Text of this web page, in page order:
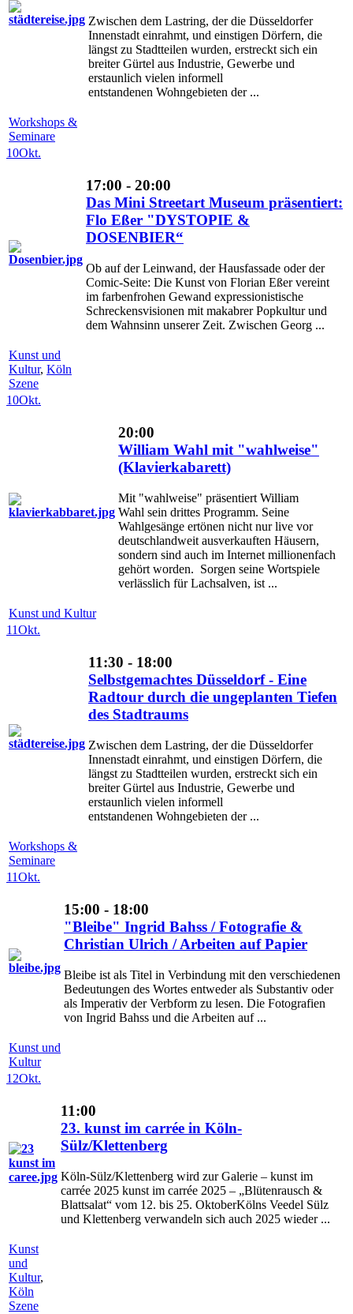
Zwischen dem Lastring, der die Düsseldorfer
Innenstadt einrahmt, und einstigen Dörfern, die
längst zu Stadtteilen wurden, erstreckt sich ein
breiter Gürtel aus Industrie, Gewerbe und
erstaunlich vielen informell
entstandenen Wohngebieten der ...
Workshops &
Seminare
10Okt.
17:00 - 20:00
Das Mini Streetart Museum präsentiert:
Flo Eßer "DYSTOPIE &
DOSENBIER“
Ob auf der Leinwand, der Hausfassade oder der
Comic-Seite: Die Kunst von Florian Eßer vereint
im farbenfrohen Gewand expressionistische
Schreckensvisionen mit makabrer Popkultur und
dem Wahnsinn unserer Zeit. Zwischen Georg ...
Kunst und
Kultur, Köln
Szene
10Okt.
20:00
William Wahl mit "wahlweise"
(Klavierkabarett)
Mit "wahlweise" präsentiert William
Wahl sein drittes Programm. Seine
Wahlgesänge ertönen nicht nur live vor
deutschlandweit ausverkauften Häusern,
sondern sind auch im Internet millionenfach
gehört worden. Sorgen seine Wortspiele
verlässlich für Lachsalven, ist ...
Kunst und Kultur
11Okt.
11:30 - 18:00
Selbstgemachtes Düsseldorf - Eine
Radtour durch die ungeplanten Tiefen
des Stadtraums
Zwischen dem Lastring, der die Düsseldorfer
Innenstadt einrahmt, und einstigen Dörfern, die
längst zu Stadtteilen wurden, erstreckt sich ein
breiter Gürtel aus Industrie, Gewerbe und
erstaunlich vielen informell
entstandenen Wohngebieten der ...
Workshops &
Seminare
11Okt.
15:00 - 18:00
"Bleibe" Ingrid Bahss / Fotografie &
Christian Ulrich / Arbeiten auf Papier
Bleibe ist als Titel in Verbindung mit den verschiedenen
Bedeutungen des Wortes entweder als Substantiv oder
als Imperativ der Verbform zu lesen. Die Fotografien
von Ingrid Bahss und die Arbeiten auf ...
Kunst und
Kultur
12Okt.
11:00
23. kunst im carrée in Köln-
Sülz/Klettenberg
Köln-Sülz/Klettenberg wird zur Galerie – kunst im
carrée 2025 kunst im carrée 2025 – „Blütenrausch &
Blattsalat“ vom 12. bis 25. OktoberKölns Veedel Sülz
und Klettenberg verwandeln sich auch 2025 wieder ...
Kunst
und
Kultur,
Köln
Szene